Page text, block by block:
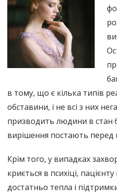
в тому, що є кілька типів
обставини, і не всі з них
призводить людини в стан
вирішення постають перед
Крім того, у випадках
криється в психіці,
достатньо тепла і